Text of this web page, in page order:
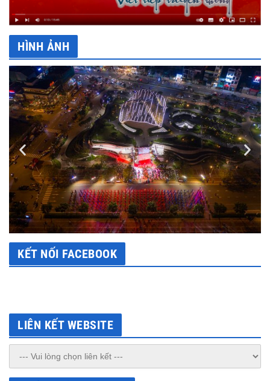
HÌNH ẢNH
KẾT NỐI FACEBOOK
LIÊN KẾT WEBSITE